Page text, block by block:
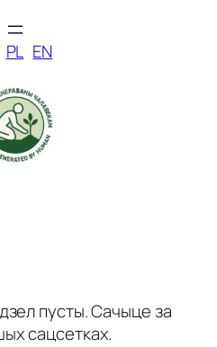
PL EN
пусты. Сачыце за
сацсетках.